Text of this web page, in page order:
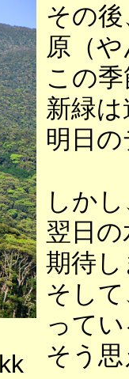
その
原（
この
新緑
明日
しか
翌日
期待
そし
って
そう